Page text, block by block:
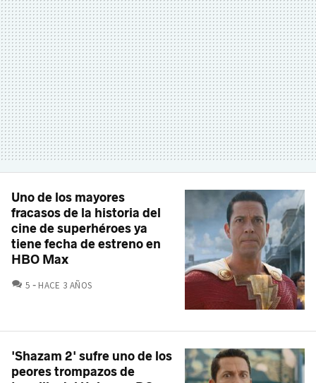
Uno de los mayores
fracasos de la historia del
cine de superhéroes ya
tiene fecha de estreno en
HBO Max
5 COMENTARIOS
HACE 3 AÑOS
'Shazam 2' sufre uno de los
peores trompazos de